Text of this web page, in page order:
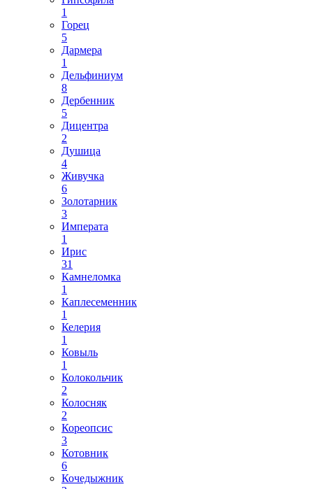
1
Горец
5
Дармера
1
Дельфиниум
8
Дербенник
5
Дицентра
2
Душица
4
Живучка
6
Золотарник
3
Императа
1
Ирис
31
Камнеломка
1
Каплесеменник
1
Келерия
1
Ковыль
1
Колокольчик
2
Колосняк
2
Кореопсис
3
Котовник
6
Кочедыжник